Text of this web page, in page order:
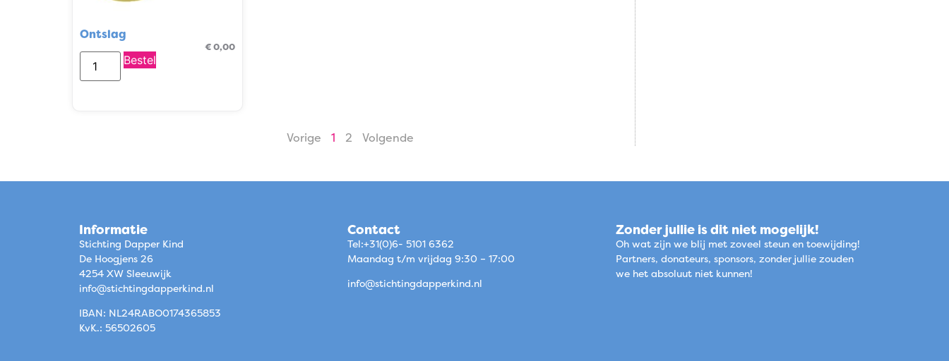
Ontslag
€0,00
Bestel
Vorige 1 2 Volgende
Informatie
Stichting Dapper Kind
De Hoogjens 26
4254 XW Sleeuwijk
info@stichtingdapperkind.nl
IBAN: NL24RABO0174365853
KvK.: 56502605
Contact
Tel:+31(0)6- 5101 6362
Maandag t/m vrijdag 9:30 – 17:00
info@stichtingdapperkind.nl
Zonder jullie is dit niet mogelijk!
Oh wat zijn we blij met zoveel steun en toewijding!
Partners, donateurs, sponsors, zonder jullie zouden
we het absoluut niet kunnen!